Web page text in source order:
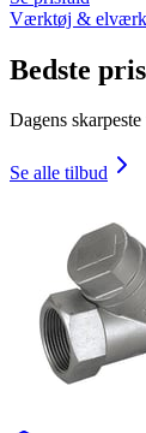
Værktøj &
Bedste
Dagens
Se alle tilbud